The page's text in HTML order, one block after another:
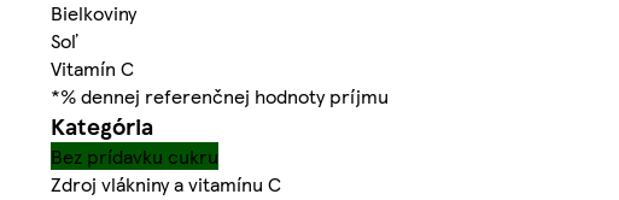
Bielkoviny
Soľ
Vitamín C
*% dennej referenčnej hodnoty príjmu
Kategória
Bez prídavku cukru
Zdroj vlákniny a vitamínu C